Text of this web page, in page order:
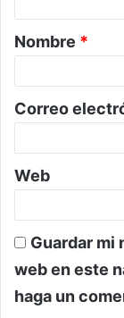
a
r
o
*
Nombre *
Correo
Web
Guardar mi
web en este
haga un